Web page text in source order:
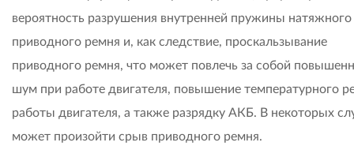
вероятность разрушения внутренней пружины натяжного
приводного ремня и, как следствие, проскальзывание
приводного ремня, что может повлечь за собой
шум при работе двигателя, повышение температурного
работы двигателя, а также разрядку АКБ. В некоторых
может произойти срыв приводного ремня.